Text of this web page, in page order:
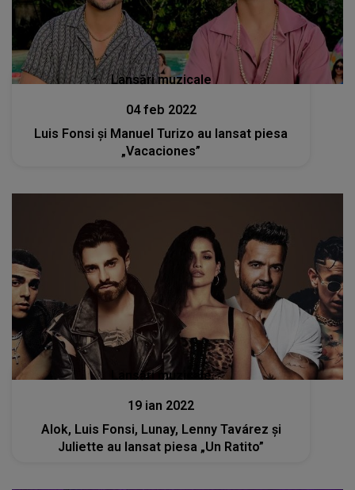
Lansări muzicale
04 feb 2022
Luis Fonsi și Manuel Turizo au lansat piesa
„Vacaciones”
Lansări muzicale
19 ian 2022
Alok, Luis Fonsi, Lunay, Lenny Tavárez și
Juliette au lansat piesa „Un Ratito”